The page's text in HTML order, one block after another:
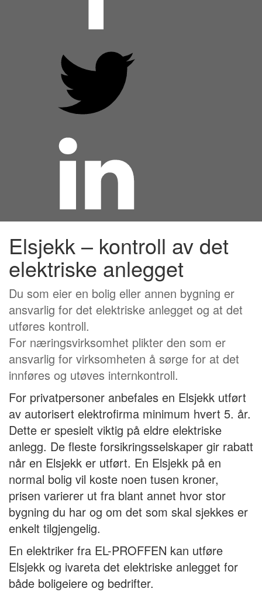
Elsjekk – kontroll av det
elektriske anlegget
Du som eier en bolig eller annen bygning er
ansvarlig for det elektriske anlegget og at det
utføres kontroll.
For næringsvirksomhet plikter den som er
ansvarlig for virksomheten å sørge for at det
innføres og utøves internkontroll.
For privatpersoner anbefales en Elsjekk utført
av autorisert elektrofirma minimum hvert 5. år.
Dette er spesielt viktig på eldre elektriske
anlegg. De fleste forsikringsselskaper gir rabatt
når en Elsjekk er utført. En Elsjekk på en
normal bolig vil koste noen tusen kroner,
prisen varierer ut fra blant annet hvor stor
bygning du har og om det som skal sjekkes er
enkelt tilgjengelig.
En elektriker fra EL-PROFFEN kan utføre
Elsjekk og ivareta det elektriske anlegget for
både boligeiere og bedrifter.